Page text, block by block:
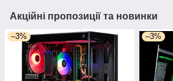
Акційні пропозиції та новинки
–3% –3%